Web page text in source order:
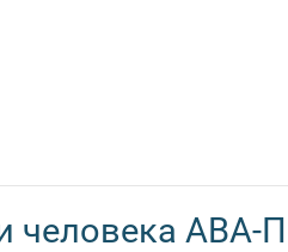
человека АВА-